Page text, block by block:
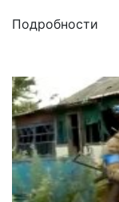
Подробности